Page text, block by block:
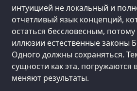
интуицией не локальный и
отчетливый язык концепций,
остаться бессловесным,
иллюзии естественные законы
Одного должны сохраняться.
сущности как эта, погружаются
меняют результаты.